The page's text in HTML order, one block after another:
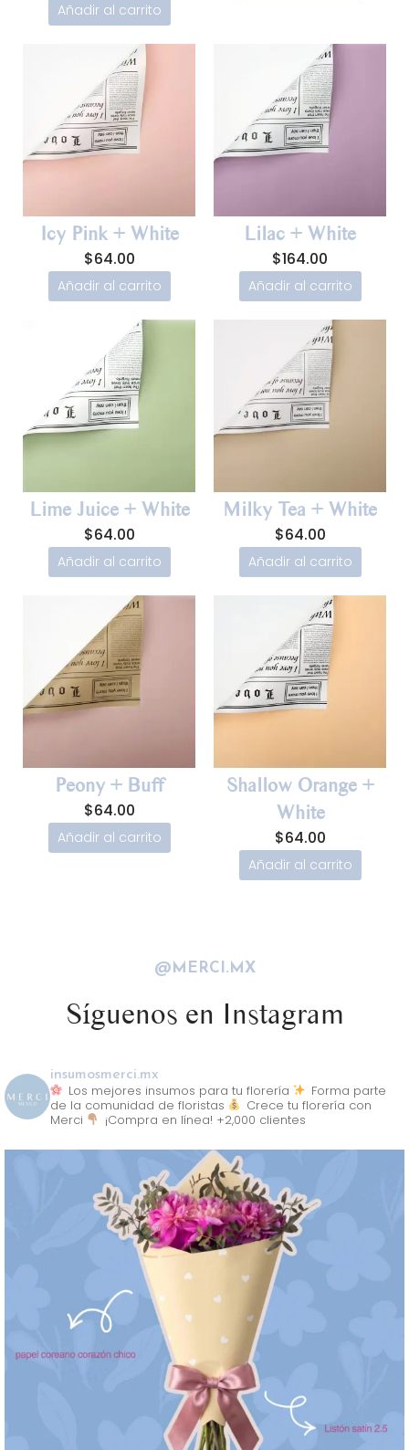
Añadir al carrito
Icy Pink + White
$64.00
Añadir al carrito
Lilac + White
$164.00
Añadir al carrito
Lime Juice + White
$64.00
Añadir al carrito
Milky Tea + White
$64.00
Añadir al carrito
Peony + Buff
$64.00
Añadir al carrito
Shallow Orange +
White
$64.00
Añadir al carrito
@MERCI.MX
Síguenos en Instagram
insumosmerci.mx
Los mejores insumos para tu florería
Forma parte
de la comunidad de floristas
Crece tu florería con
Merci
¡Compra en línea! +2,000 clientes